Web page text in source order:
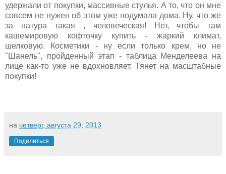
удержали от покупки, массивные стулья. А то, что он мне
совсем не нужен об этом уже подумала дома. Ну, что же
за натура такая , человеческая! Нет, чтобы там
кашемировую кофточку купить - жаркий климат,
шелковую. Косметики - ну если только крем, но не
"Шанель", пройденный этап - таблица Менделеева на
лице как-то уже не вдохновляет. Тянет на масштабные
покупки!
на четверг, августа 29, 2013
Поделиться